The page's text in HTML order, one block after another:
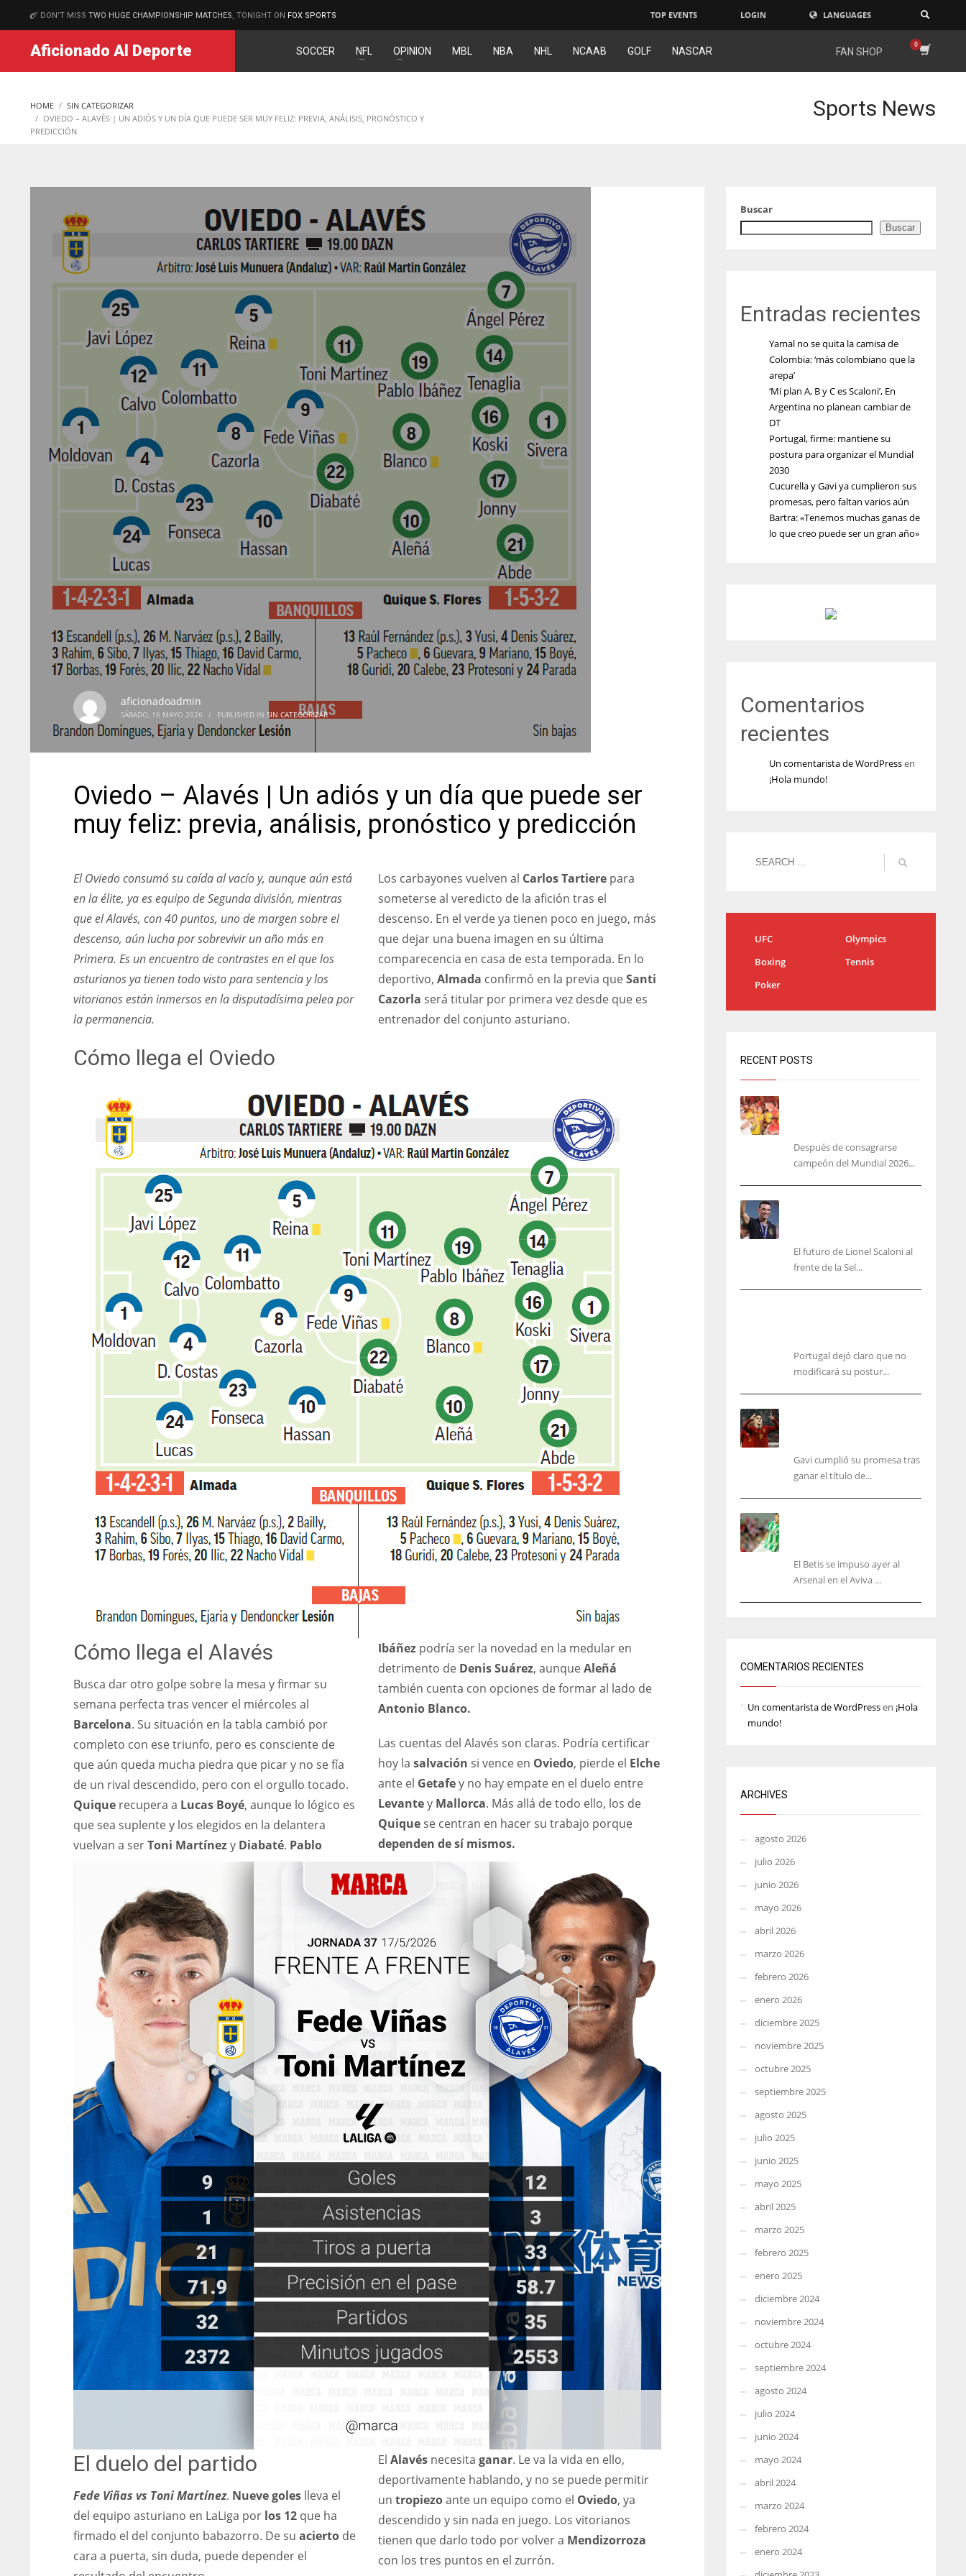
MATCHES
WSH
26
DAL
WSH
26
24
19
MIA
17
NYJ
3
DON'T MISS TWO HUGE CHAMPIONSHIP MATCHES , TONIGHT ON FOX SPORTS TOP EVENTS LOGIN LANGUAGES
Aficionado Al Deporte SOCCER NFL OPINION MBL NBA NHL NCAAB GOLF NASCAR FAN SHOP
HOME
SIN CATEGORIZAR
OVIEDO – ALAVÉS | UN ADIÓS Y UN DÍA QUE PUEDE SER MUY FELIZ: PREVIA, ANÁLISIS, PRONÓSTICO Y
PREDICCIÓN
Sports News
aficionadoadmin
SÁBADO, 16 MAYO 2026 / PUBLISHED IN SIN CATEGORIZAR
Oviedo – Alavés | Un adiós y un día que puede ser
muy feliz: previa, análisis, pronóstico y predicción
El Oviedo consumó su caída al vacío y, aunque aún está
en la élite, ya es equipo de Segunda división, mientras
que el Alavés, con 40 puntos, uno de margen sobre el
descenso, aún lucha por sobrevivir un año más en
Primera. Es un encuentro de contrastes en el que los
asturianos ya tienen todo visto para sentencia y los
vitorianos están inmersos en la disputadísima pelea por
la permanencia.
Cómo llega el Oviedo
Los carbayones vuelven al Carlos Tartierepara
someterse al veredicto de la afición tras el
descenso. En el verde ya tienen poco en juego, más
que dejar una buena imagen en su última
comparecencia en casa de esta temporada. En lo
deportivo, Almada confirmó en la previa queSanti
Cazorla será titular por primera vez desde que es
entrenador del conjunto asturiano.
Cómo llega el Alavés
Busca dar otro golpe sobre la mesa y firmar su
semana perfecta tras vencer el miércoles al
Barcelona. Su situación en la tabla cambió por
completo con ese triunfo, pero es consciente de
que aún queda mucha piedra que picar y no se fía
de un rival descendido, pero con el orgullo tocado.
Quique recupera a Lucas Boyé, aunque lo lógico es
que sea suplente y los elegidos en la delantera
vuelvan a serToni Martínezy Diabaté. Pablo
Ibáñezpodría ser la novedad en la medular en
detrimento de Denis Suárez, aunqueAleñá
también cuenta con opciones de formar al lado de
Antonio Blanco.
Las cuentas del Alavés son claras. Podría certificar
hoy la salvación si vence en Oviedo, pierde el Elche
ante el Getafey no hay empate en el duelo entre
Levantey Mallorca. Más allá de todo ello, los de
Quiquese centran en hacer su trabajo porque
dependen de sí mismos.
El duelo del partido
Fede Viñas vs Toni Martínez. Nueve goles lleva el
del equipo asturiano en LaLiga por los 12 que ha
firmado el del conjunto babazorro. De su acierto de
cara a puerta, sin duda, puede depender el
El Alavésnecesita ganar. Le va la vida en ello,
deportivamente hablando, y no se puede permitir
un tropiezoante un equipo como el Oviedo, ya
descendido y sin nada en juego. Los vitorianos
tienen que darlo todo por volver a Mendizorroza
con los tres puntos en el zurrón.
Buscar
Buscar
Entradas recientes
Yamal no se quita la camisa de
Colombia: ‘más colombiano que la
arepa’
‘Mi plan A, B y C es Scaloni’, En
Argentina no planean cambiar de
DT
Portugal, firme: mantiene su
postura para organizar el Mundial
2030
Cucurella y Gavi ya cumplieron sus
promesas, pero faltan varios aún
Bartra: «Tenemos muchas ganas de
lo que creo puede ser un gran año»
Comentarios
recientes
Un comentarista de WordPressen
¡Hola mundo!
UFC
Olympics
Boxing
Tennis
Poker
RECENT POSTS
Después de consagrarse
campeón del Mundial 2026...
El futuro de Lionel Scaloni al
frente de la Sel...
Portugal dejó claro que no
modificará su postur...
Gavi cumplió su promesa tras
ganar el título de...
El Betis se impuso ayer al
Arsenal en el Aviva ...
COMENTARIOS RECIENTES
Un comentarista de WordPressen ¡Hola
mundo!
ARCHIVES
agosto 2026
julio 2026
junio 2026
mayo 2026
abril 2026
marzo 2026
febrero 2026
enero 2026
diciembre 2025
noviembre 2025
octubre 2025
septiembre 2025
agosto 2025
julio 2025
junio 2025
mayo 2025
abril 2025
marzo 2025
febrero 2025
enero 2025
diciembre 2024
noviembre 2024
octubre 2024
septiembre 2024
agosto 2024
julio 2024
junio 2024
mayo 2024
abril 2024
marzo 2024
febrero 2024
enero 2024